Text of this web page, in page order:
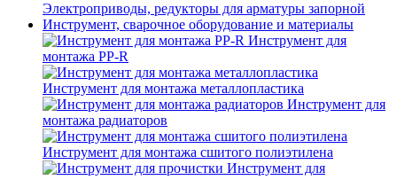
Электроприводы, редукторы для арматуры запорной
Инструмент, сварочное оборудование и материалы
Инструмент для
монтажа PP-R
Инструмент для монтажа металлопластика
Инструмент для
монтажа радиаторов
Инструмент для монтажа сшитого полиэтилена
Инструмент для